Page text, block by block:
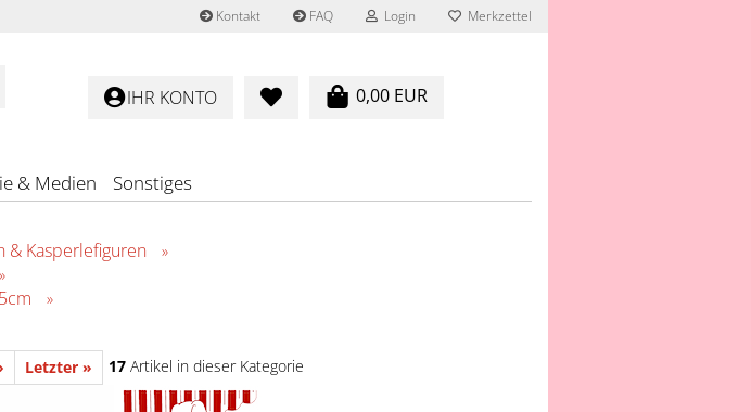
Kontakt FAQ Login Merkzettel
0,00 EUR
IHR KONTO
& Medien Sonstiges
& Kasperlefiguren »
»
»
Letzter » 17 Artikel in dieser Kategorie